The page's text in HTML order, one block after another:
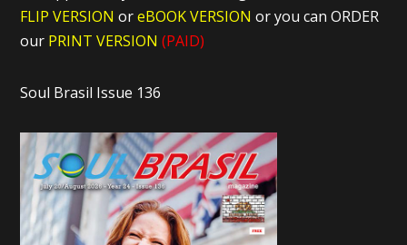
FLIP VERSION oreBOOK VERSIONor you can ORDER
our PRINT VERSION (PAID)
Soul Brasil Issue 136